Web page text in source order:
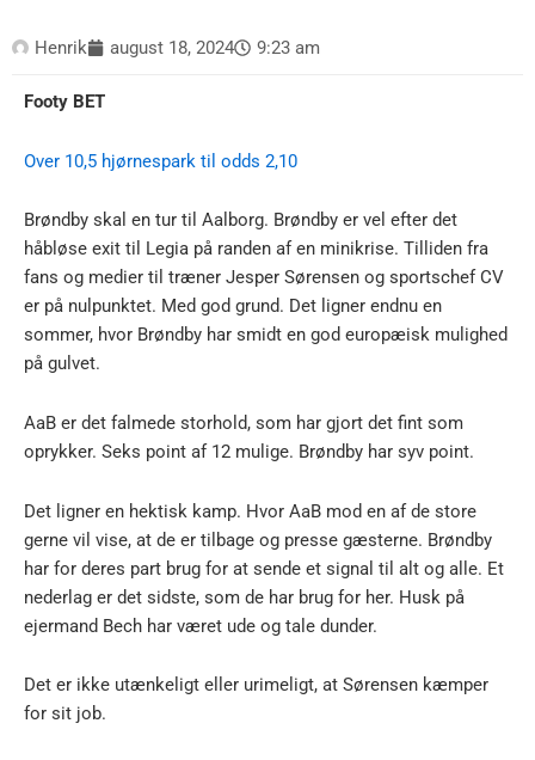
Henrik august 18, 2024 9:23 am
Footy BET
Over 10,5 hjørnespark til odds 2,10
Brøndby skal en tur til Aalborg. Brøndby er vel efter det
håbløse exit til Legia på randen af en minikrise. Tilliden fra
fans og medier til træner Jesper Sørensen og sportschef CV
er på nulpunktet. Med god grund. Det ligner endnu en
sommer, hvor Brøndby har smidt en god europæisk mulighed
på gulvet.
AaB er det falmede storhold, som har gjort det fint som
oprykker. Seks point af 12 mulige. Brøndby har syv point.
Det ligner en hektisk kamp. Hvor AaB mod en af de store
gerne vil vise, at de er tilbage og presse gæsterne. Brøndby
har for deres part brug for at sende et signal til alt og alle. Et
nederlag er det sidste, som de har brug for her. Husk på
ejermand Bech har været ude og tale dunder.
Det er ikke utænkeligt eller urimeligt, at Sørensen kæmper
for sit job.